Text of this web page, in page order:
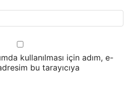
kullanılması için adım, e-
bu tarayıcıya